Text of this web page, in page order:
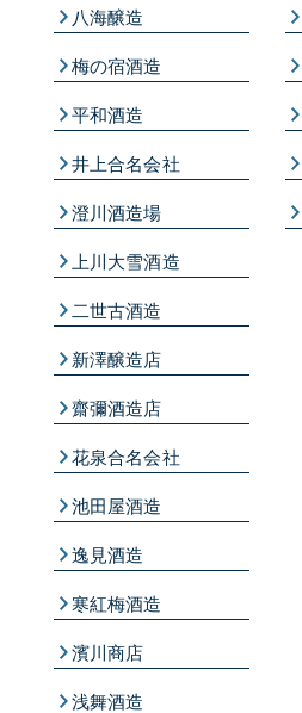
八海醸造
梅の宿酒造
平和酒造
井上合名会社
澄川酒造場
上川大雪酒造
二世古酒造
新澤醸造店
齋彌酒造店
花泉合名会社
池田屋酒造
逸見酒造
寒紅梅酒造
濱川商店
浅舞酒造